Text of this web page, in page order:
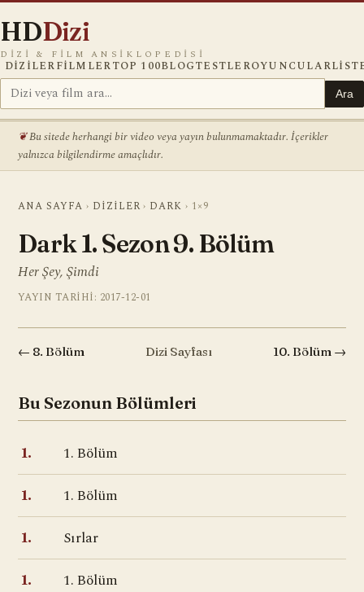
HDDizi
DIZI & FILM ANSIKLOPEDISI
DIZILERFILMLERTOP 100BLOGTESTLEROYUNCULAR
Ara
Bu sitede herhangi bir video veya yayın bulunmamaktadır. İçerikler
yalnızca bilgilendirme amaçlıdır.
ANA SAYFA › DIZILER › DARK › 1×9
Dark 1. Sezon 9. Bölüm
Her Şey, Şimdi
YAYIN TARIHI: 2017-12-01
← 8. Bölüm Dizi Sayfası 10. Bölüm →
Bu Sezonun Bölümleri
1. 1. Bölüm
1. 1. Bölüm
1. Sırlar
1. 1. Bölüm